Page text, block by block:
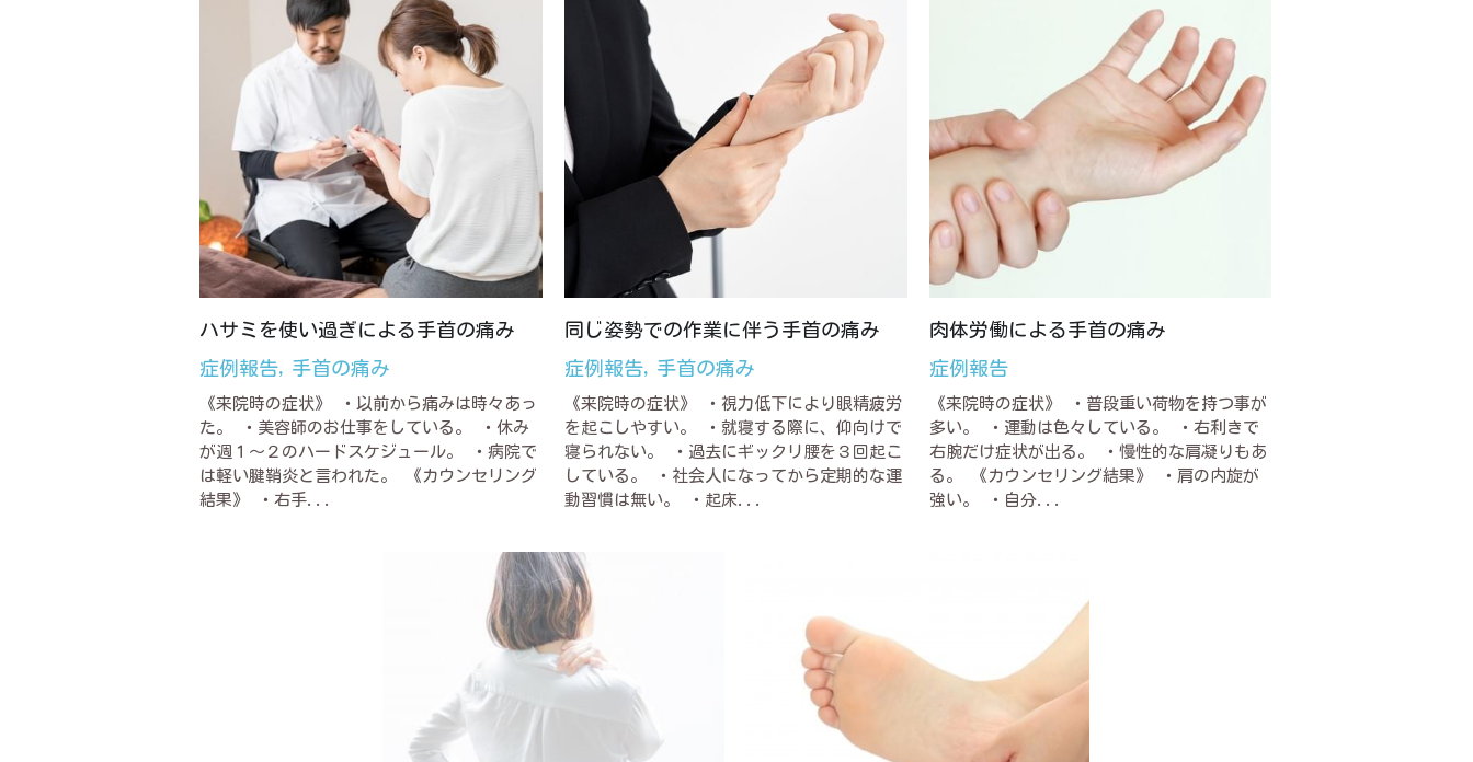
ハサミを使い過ぎによる手首の痛み
症例報告, 手首の痛み
《来院時の症状》 ・以前から痛みは時々あっ
た。 ・美容師のお仕事をしている。 ・休み
が週１～２のハードスケジュール。 ・病院で
は軽い腱鞘炎と言われた。 《カウンセリング
結果》 ・右手...
同じ姿勢での作業に伴う手首の痛み
症例報告, 手首の痛み
《来院時の症状》 ・視力低下により眼精疲労
を起こしやすい。 ・就寝する際に、仰向けで
寝られない。 ・過去にギックリ腰を３回起こ
している。 ・社会人になってから定期的な運
動習慣は無い。 ・起床...
肉体労働による手首の痛み
症例報告
《来院時の症状》 ・普段重い荷物を持つ事が
多い。 ・運動は色々している。 ・右利きで
右腕だけ症状が出る。 ・慢性的な肩凝りもあ
る。 《カウンセリング結果》 ・肩の内旋が
強い。 ・自分...